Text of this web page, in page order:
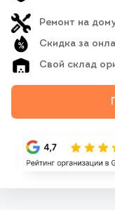
Ремонт на
Скидка за
Свой склад